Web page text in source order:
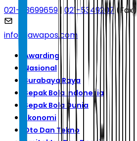
021-53699659 | 021-5349207(Fax)
info@jawapos.com
Awarding
Nasional
Surabaya Raya
Sepak Bola Indonesia
Sepak Bola Dunia
Ekonomi
Oto Dan Tekno